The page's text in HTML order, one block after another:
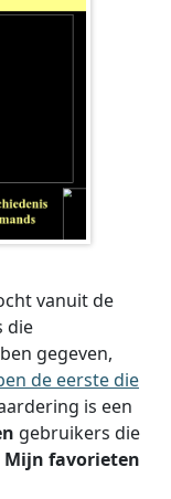
vanuit de
die
gegeven,
de eerste die
is een
gebruikers die
Mijn favorieten